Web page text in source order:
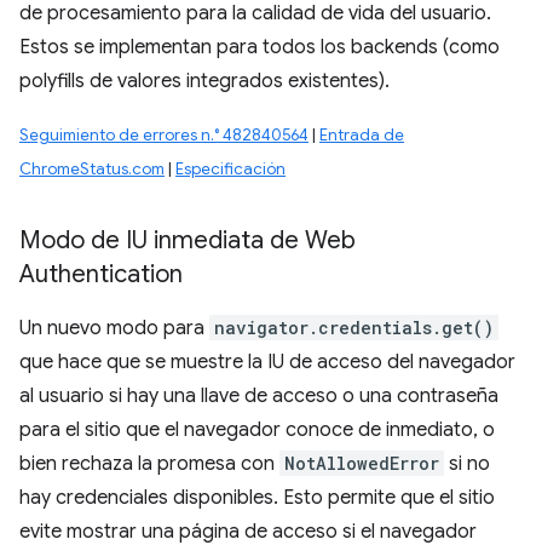
de procesamiento para la calidad de vida del usuario.
Estos se implementan para todos los backends (como
polyfills de valores integrados existentes).
Seguimiento de errores n.° 482840564 | Entrada de
ChromeStatus.com | Especificación
Modo de IU inmediata de Web
Authentication
Un nuevo modo para navigator.credentials.get()
que hace que se muestre la IU de acceso del navegador
al usuario si hay una llave de acceso o una contraseña
para el sitio que el navegador conoce de inmediato, o
bien rechaza la promesa con NotAllowedError si no
hay credenciales disponibles. Esto permite que el sitio
evite mostrar una página de acceso si el navegador